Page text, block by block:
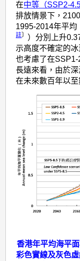
平
面
推
算
在中等（SSP2-4.5
排放情景下，
1995-2014年平均
註〕
）分別上升
示高度不確定的
也考慮了在SSP1-
長遠來看，由於
在未來數百年以
香港年平均海平
彩色實線及灰色